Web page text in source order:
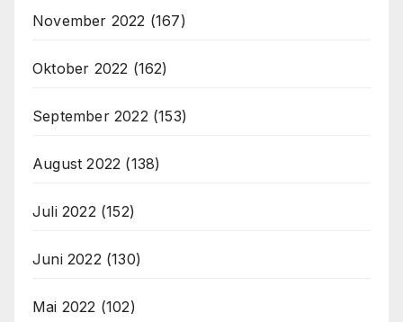
November 2022 (167)
Oktober 2022 (162)
September 2022 (153)
August 2022 (138)
Juli 2022 (152)
Juni 2022 (130)
Mai 2022 (102)